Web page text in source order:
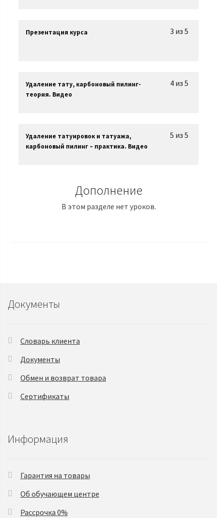
3 из 5
Презентация курса
4 из 5
Удаление тату, карбоновый пилинг-
теория. Видео
5 из 5
Удаление татуировок и татуажа,
карбоновый пилинг – практика. Видео
Дополнение
В этом разделе нет уроков.
Документы
Словарь клиента
Документы
Обмен и возврат товара
Сертификаты
Информация
Гарантия на товары
Об обучающем центре
Рассрочка 0%